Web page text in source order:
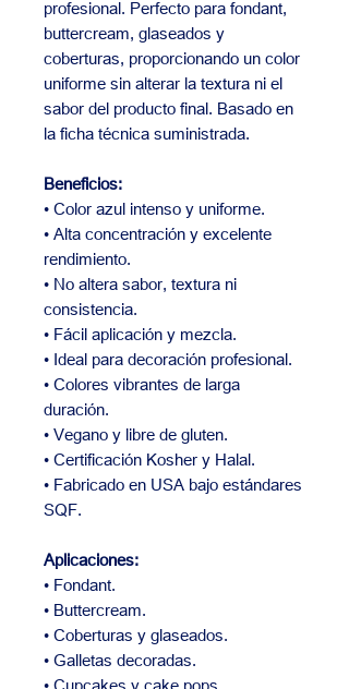
profesional. Perfecto para fondant,
buttercream, glaseados y
coberturas, proporcionando un color
uniforme sin alterar la textura ni el
sabor del producto final. Basado en
la ficha técnica suministrada.
Beneficios:
• Color azul intenso y uniforme.
• Alta concentración y excelente
rendimiento.
• No altera sabor, textura ni
consistencia.
• Fácil aplicación y mezcla.
• Ideal para decoración profesional.
• Colores vibrantes de larga
duración.
• Vegano y libre de gluten.
• Certificación Kosher y Halal.
• Fabricado en USA bajo estándares
SQF.
Aplicaciones:
• Fondant.
• Buttercream.
• Coberturas y glaseados.
• Galletas decoradas.
• Cupcakes y cake pops.